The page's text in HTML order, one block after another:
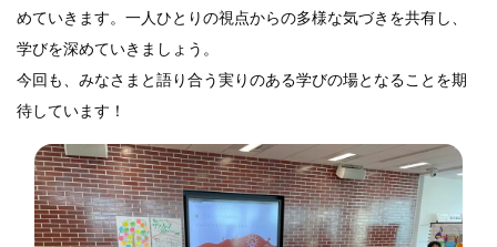
めていきます。一人ひとりの視点からの多様な気づきを共有し、
学びを深めていきましょう。
今回も、みなさまと語り合う実りのある学びの場となることを期
待しています！